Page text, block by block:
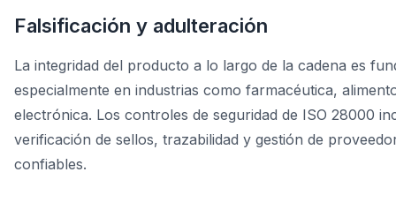
Falsificación y adulteración
La integridad del producto a lo largo de la cadena es
especialmente en industrias como farmacéutica,
electrónica. Los controles de seguridad de ISO 28000
verificación de sellos, trazabilidad y gestión de
confiables.